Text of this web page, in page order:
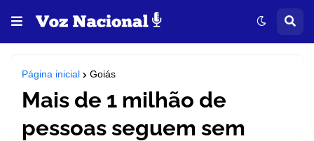
Página inicial Goiás
Mais de 1 milhão de
pessoas seguem sem